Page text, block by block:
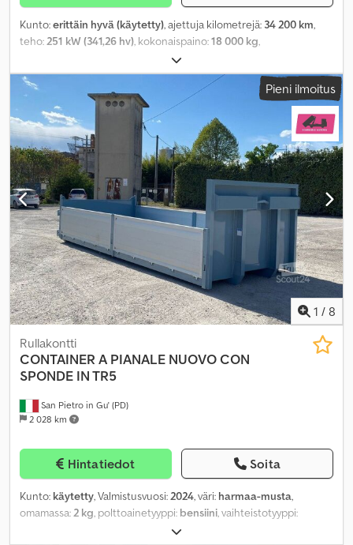
Kunto:erittäin hyvä (käytetty), ajettuja kilometrejä: 34 200 km,
teho:251 kW (341,26 hv), kokonaispaino:18 000 kg,
, vaihteistotyyppi:
Valmistusvuosi:1994, Varusteet:neliveto,
Pieni ilmoitus
1 / 8
San Pietro in Gu' (PD)
2 028 km
Rullakontti
CONTAINER A PIANALE NUOVO CON
SPONDE IN TR5
Hintatiedot Soita
Kunto: käytetty, Valmistusvuosi:2024, väri: harmaa-musta,
omamassa:2 kg, polttoainetyyppi: bensiini, vaihteistotyyppi: